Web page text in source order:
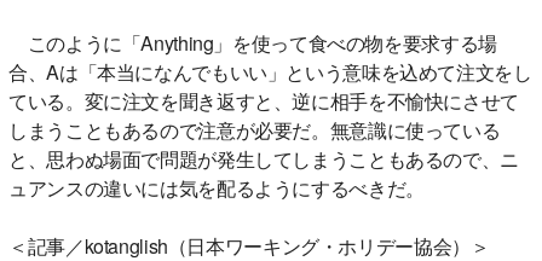
このように「Anything」を使って食べの物を要求する場
合、Aは「本当になんでもいい」という意味を込めて注文をし
ている。変に注文を聞き返すと、逆に相手を不愉快にさせて
しまうこともあるので注意が必要だ。無意識に使っている
と、思わぬ場面で問題が発生してしまうこともあるので、ニ
ュアンスの違いには気を配るようにするべきだ。
＜記事／kotanglish（日本ワーキング・ホリデー協会）＞